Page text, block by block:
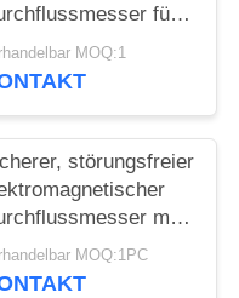
für
undMOQ:1
störungsfreier
mit
IP68-
und RS485-
MOQ:1PC